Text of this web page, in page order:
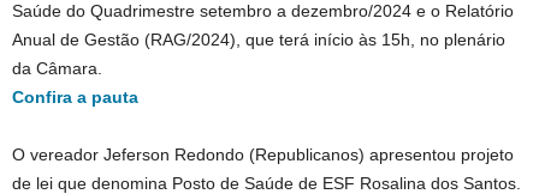
Saúde do Quadrimestre setembro a dezembro/2024 e o Relatório
Anual de Gestão (RAG/2024), que terá início às 15h, no plenário
da Câmara.
Confira a pauta
O vereador Jeferson Redondo (Republicanos) apresentou projeto
de lei que denomina Posto de Saúde de ESF Rosalina dos Santos.